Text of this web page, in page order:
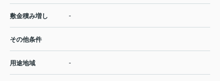
敷金積み増し -
その他条件
用途地域 -